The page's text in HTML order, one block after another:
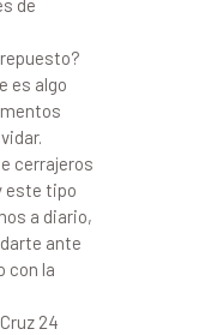
de
es algo
cerrajeros
este tipo
a diario,
ante
con la
24